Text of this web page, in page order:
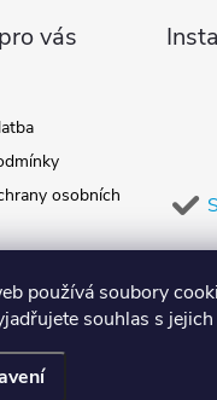
používá soubory
souhlas s
vás
osobních